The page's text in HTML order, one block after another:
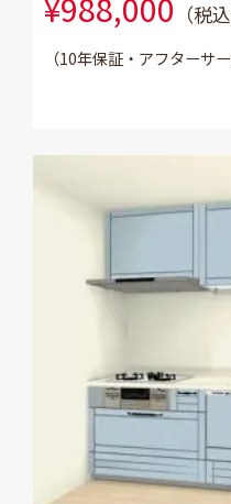
（税
（10年保証・アフターサー